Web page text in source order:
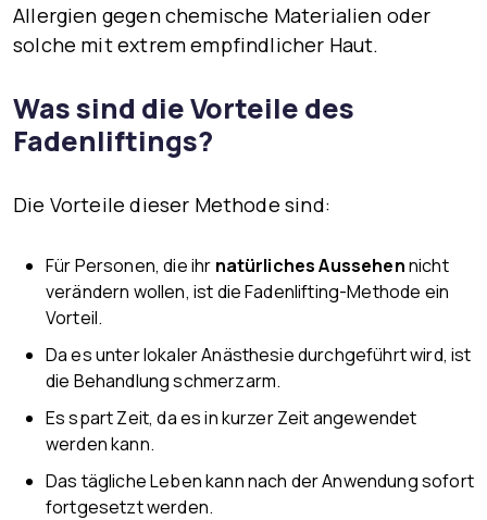
Allergien gegen chemische Materialien oder
solche mit extrem empfindlicher Haut.
Was sind die Vorteile des
Fadenliftings?
Die Vorteile dieser Methode sind:
Für Personen, die ihr natürliches Aussehennicht
verändern wollen, ist die Fadenlifting-Methode ein
Vorteil.
Da es unter lokaler Anästhesie durchgeführt wird, ist
die Behandlung schmerzarm.
Es spart Zeit, da es in kurzer Zeit angewendet
werden kann.
Das tägliche Leben kann nach der Anwendung sofort
fortgesetzt werden.